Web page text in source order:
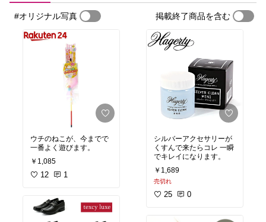
#オリジナル写真 掲載終了商品を含む
ウチのねこが、今までで
一番よく遊びます。
￥1,085
12 1
シルバーアクセサリーが
くすんで来たらコレ 一瞬
でキレイになります。
￥1,689
売切れ
25 0